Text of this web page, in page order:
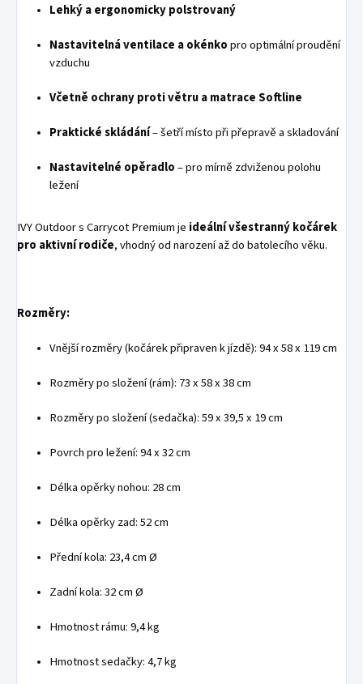
Lehký a ergonomicky polstrovaný
Nastavitelná ventilace a okénkopro optimální proudění
vzduchu
Včetně ochrany proti větru a matrace Softline
Praktické skládání– šetří místo při přepravě a skladování
Nastavitelné opěradlo– pro mírně zdviženou polohu
ležení
IVY Outdoor s Carrycot Premium je ideální všestranný kočárek
pro aktivní rodiče, vhodný od narození až do batolecího věku.
Rozměry:
Vnější rozměry (kočárek připraven k jízdě): 94 x 58 x 119 cm
Rozměry po složení (rám): 73 x 58 x 38 cm
Rozměry po složení (sedačka): 59 x 39,5 x 19 cm
Povrch pro ležení: 94 x 32 cm
Délka opěrky nohou: 28 cm
Délka opěrky zad: 52 cm
Přední kola: 23,4 cm Ø
Zadní kola: 32 cm Ø
Hmotnost rámu: 9,4 kg
Hmotnost sedačky: 4,7 kg